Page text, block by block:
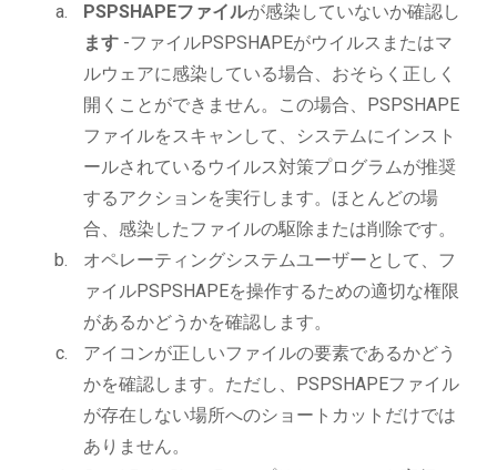
PSPSHAPEファイルが感染していないか確認し
ます -ファイルPSPSHAPEがウイルスまたはマ
ルウェアに感染している場合、おそらく正しく
開くことができません。この場合、PSPSHAPE
ファイルをスキャンして、システムにインスト
ールされているウイルス対策プログラムが推奨
するアクションを実行します。ほとんどの場
合、感染したファイルの駆除または削除です。
オペレーティングシステムユーザーとして、フ
ァイルPSPSHAPEを操作するための適切な権限
があるかどうかを確認します。
アイコンが正しいファイルの要素であるかどう
かを確認します。ただし、PSPSHAPEファイル
が存在しない場所へのショートカットだけでは
ありません。